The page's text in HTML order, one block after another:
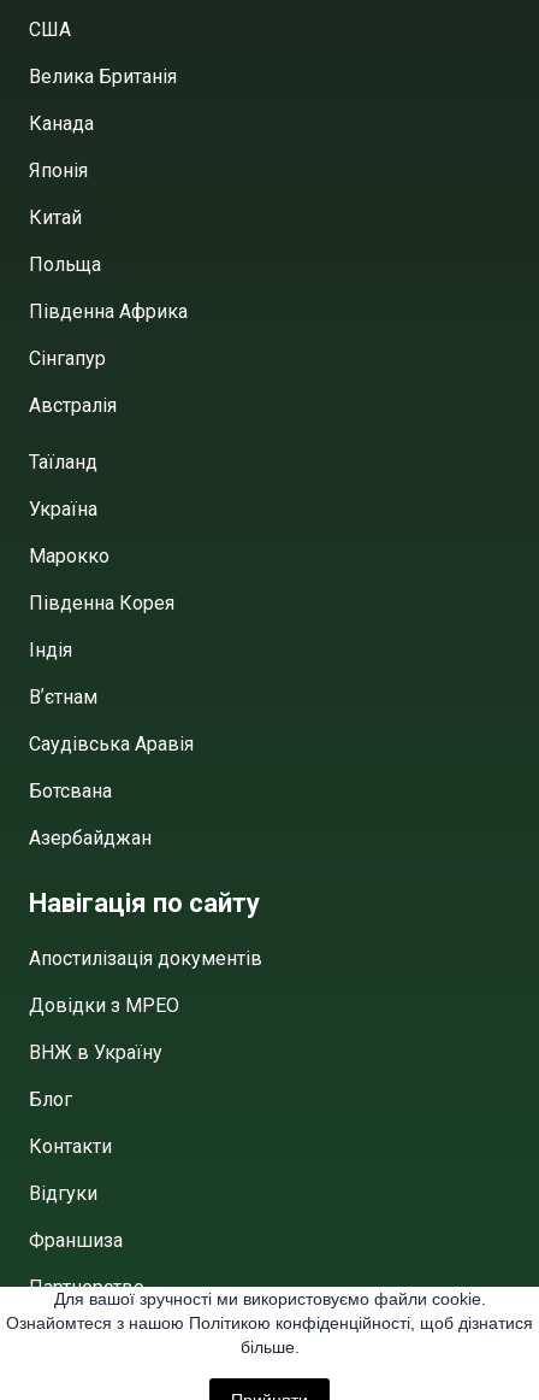
США
Велика Британія
Канада
Японія
Китай
Польща
Південна Африка
Сінгапур
Австралія
Таїланд
Україна
Марокко
Південна Корея
Індія
Вʼєтнам
Саудівська Аравія
Ботсвана
Азербайджан
Навігація по сайту
Апостилізація документів
Довідки з МРЕО
ВНЖ в Україну
Блог
Контакти
Відгуки
Франшиза
Партнерство
Договір публічної аферти
Політика конфіденційності
Для вашої зручності ми використовуємо файли cookie.
Ознайомтеся з нашою Політикою конфіденційності, щоб дізнатися
більше.